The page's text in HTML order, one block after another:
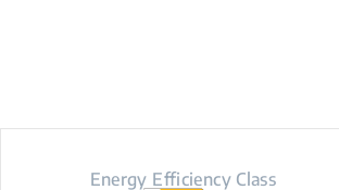
Energy Efficiency Class